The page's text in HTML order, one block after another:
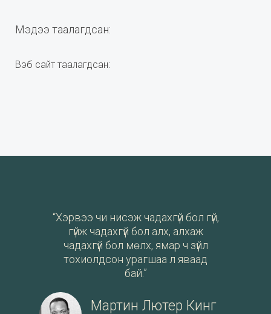
Мэдээ таалагдсан:
Вэб сайт таалагдсан:
“Хэрвээ чи нисэж чадахгүй бол гүй,
гүйж чадахгүй бол алх, алхаж
чадахгүй бол мөлх, ямар ч зүйл
тохиолдсон урагшаа л яваад
бай.”
Мартин Лютер Кинг